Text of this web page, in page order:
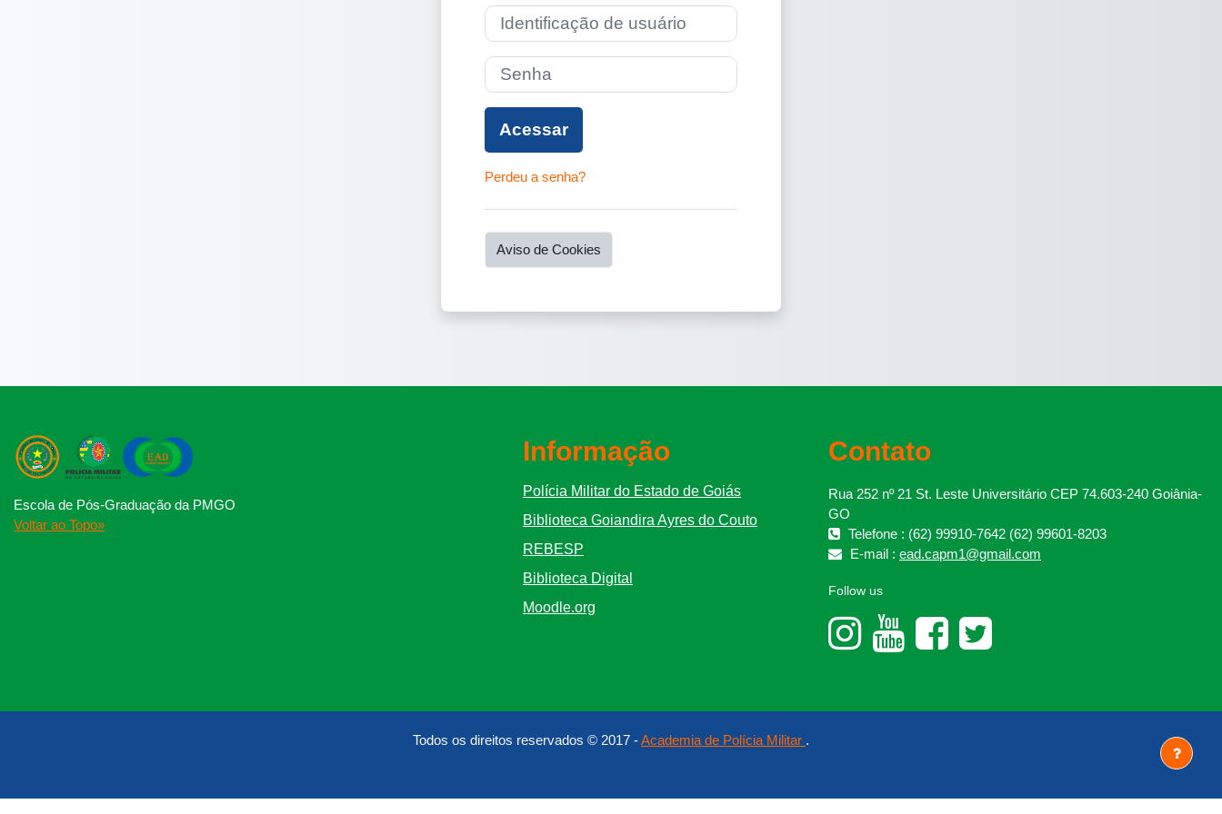
Identificação de usuário
Senha
Acessar
Perdeu a senha?
Aviso de Cookies
Escola de Pós-Graduação da PMGO
Voltar ao Topo»
Informação
Polícia Militar do Estado de Goiás
Biblioteca Goiandira Ayres do Couto
REBESP
Biblioteca Digital
Moodle.org
Contato
Rua 252 nº 21 St. Leste Universitário CEP 74.603-240 Goiânia-
GO
Telefone : (62) 99910-7642 (62) 99601-8203
E-mail : ead.capm1@gmail.com
Follow us
Todos os direitos reservados © 2017 -Academia de Polícia Militar .